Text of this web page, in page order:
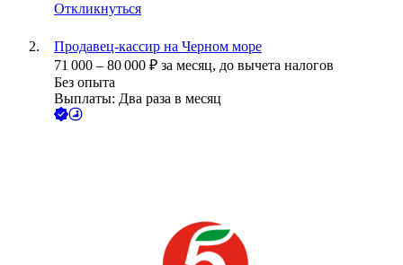
Откликнуться
Продавец-кассир на Черном море
71 000 – 80 000 ₽ за месяц, до вычета налогов
Без опыта
Выплаты: Два раза в месяц